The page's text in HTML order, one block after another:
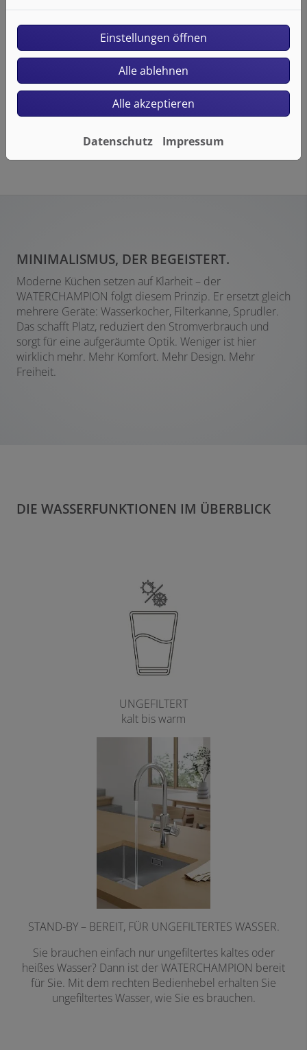
MINIMALISMUS, DER BEGEISTERT.
Moderne Küchen setzen auf Klarheit – der
WATERCHAMPION folgt diesem Prinzip. Er ersetzt gleich
mehrere Geräte: Wasserkocher, Filterkanne, Sprudler.
Das schafft Platz, reduziert den Stromverbrauch und
sorgt für eine aufgeräumte Optik. Weniger ist hier
wirklich mehr. Mehr Komfort. Mehr Design. Mehr
Freiheit.
DIE WASSERFUNKTIONEN IM ÜBERBLICK
UNGEFILTERT
kalt bis warm
STAND-BY – BEREIT, FÜR UNGEFILTERTES WASSER.
Sie brauchen einfach nur ungefiltertes kaltes oder
heißes Wasser? Dann ist der WATERCHAMPION bereit
für Sie. Mit dem rechten Bedienhebel erhalten Sie
ungefiltertes Wasser, wie Sie es brauchen.
Einstellungen öffnen
Alle ablehnen
Alle akzeptieren
Datenschutz Impressum